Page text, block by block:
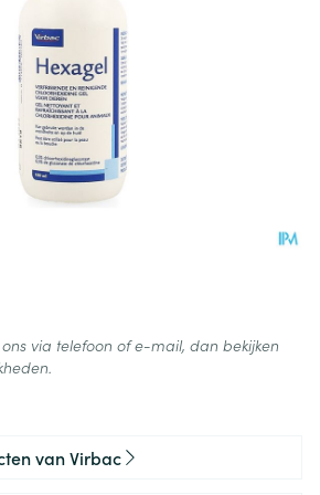
via telefoon of e-mail, dan bekijken
van Virbac